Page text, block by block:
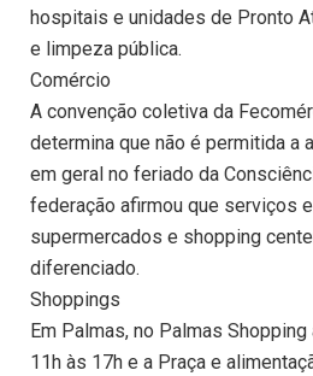
hospitais e unidades de Pronto
e limpeza pública.
Comércio
A convenção coletiva da
determina que não é permitida a
em geral no feriado da
federação afirmou que serviços
supermercados e shopping
diferenciado.
Shoppings
Em Palmas, no Palmas
11h às 17h e a Praça e